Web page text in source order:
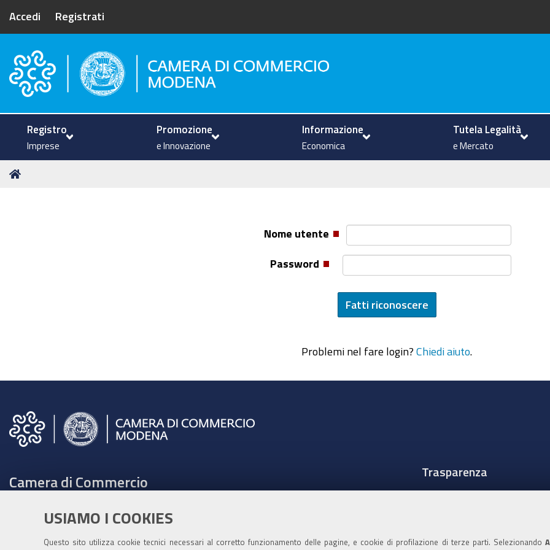
USIAMO I COOKIES
Questo sito utilizza cookie tecnici necessari al corretto funzionamento delle pagine, e cookie di profilazione di terze parti. Selezionando
Accedi Registrati
Camera di Commercio di Modena
Registro
Imprese
Promozione
e Innovazione
Informazione
Economica
Tutela Legalità
e Mercato
Tu
Nome utente
Password
Problemi nel fare login? Chiedi aiuto
Camera di Commercio
Tel. 059208111 -URP
Contabilità speciale Banca d'Italia:
Trasparenza
Pubblicità Legale